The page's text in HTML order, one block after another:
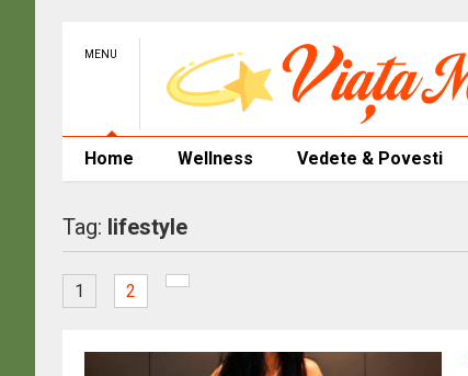
MENU
Home Wellness Vedete & Povesti
Tag: lifestyle
1 2